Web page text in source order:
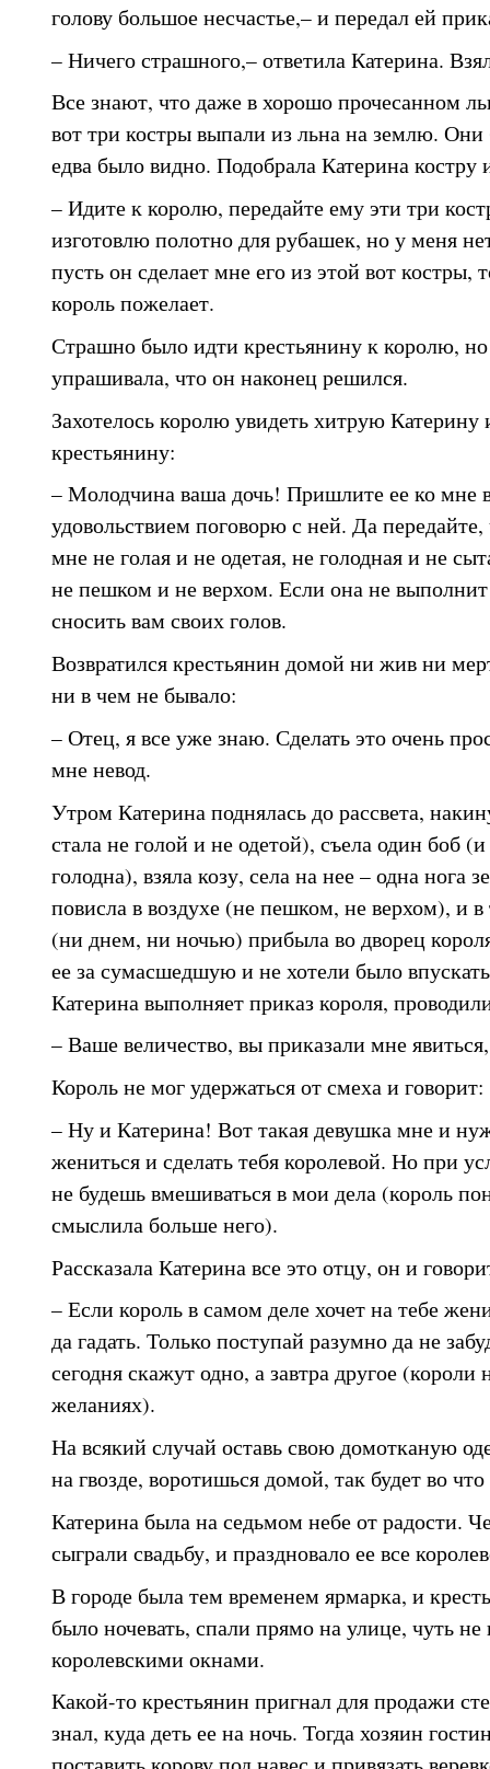
голову большое несчастье,– и передал ей
– Ничего страшного,– ответила Катерина.
Все знают, что даже в хорошо прочесанном
вот три костры выпали из льна на землю.
едва было видно. Подобрала Катерина костру
– Идите к королю, передайте ему эти три
изготовлю полотно для рубашек, но у меня
пусть он сделает мне его из этой вот костры,
король пожелает.
Страшно было идти крестьянину к королю, но
упрашивала, что он наконец решился.
Захотелось королю увидеть хитрую Катерину
крестьянину:
– Молодчина ваша дочь! Пришлите ее ко мне
удовольствием поговорю с ней. Да
мне не голая и не одетая, не голодная и не
не пешком и не верхом. Если она не
сносить вам своих голов.
Возвратился крестьянин домой ни жив ни
ни в чем не бывало:
– Отец, я все уже знаю. Сделать это очень
мне невод.
Утром Катерина поднялась до рассвета,
стала не голой и не одетой), съела один боб
голодна), взяла козу, села на нее – одна нога
повисла в воздухе (не пешком, не верхом), и в
(ни днем, ни ночью) прибыла во дворец
ее за сумасшедшую и не хотели было
Катерина выполняет приказ короля,
– Ваше величество, вы приказали мне
Король не мог удержаться от смеха и говорит:
– Ну и Катерина! Вот такая девушка мне и
жениться и сделать тебя королевой. Но при
не будешь вмешиваться в мои дела (король
смыслила больше него).
Рассказала Катерина все это отцу, он и
– Если король в самом деле хочет на тебе
да гадать. Только поступай разумно да не
сегодня скажут одно, а завтра другое
желаниях).
На всякий случай оставь свою домотканую
на гвозде, воротишься домой, так будет во что
Катерина была на седьмом небе от радости.
сыграли свадьбу, и праздновало ее все
В городе была тем временем ярмарка, и
было ночевать, спали прямо на улице, чуть
королевскими окнами.
Какой-то крестьянин пригнал для продажи
знал, куда деть ее на ночь. Тогда хозяин